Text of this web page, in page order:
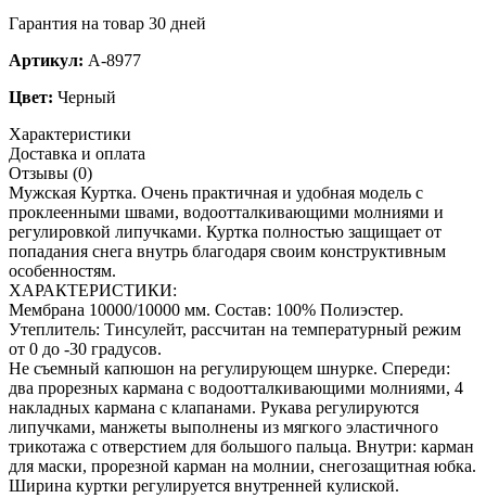
Гарантия на товар 30 дней
Артикул: A-8977
Цвет: Черный
Характеристики
Доставка и оплата
Отзывы (0)
Мужская Куртка. Очень практичная и удобная модель с
проклеенными швами, водоотталкивающими молниями и
регулировкой липучками. Куртка полностью защищает от
попадания снега внутрь благодаря своим конструктивным
особенностям.
ХАРАКТЕРИСТИКИ:
Мембрана 10000/10000 мм. Состав: 100% Полиэстер.
Утеплитель: Тинсулейт, рассчитан на температурный режим
от 0 до -30 градусов.
Не съемный капюшон на регулирующем шнурке. Спереди:
два прорезных кармана с водоотталкивающими молниями, 4
накладных кармана с клапанами. Рукава регулируются
липучками, манжеты выполнены из мягкого эластичного
трикотажа с отверстием для большого пальца. Внутри: карман
для маски, прорезной карман на молнии, снегозащитная юбка.
Ширина куртки регулируется внутренней кулиской.